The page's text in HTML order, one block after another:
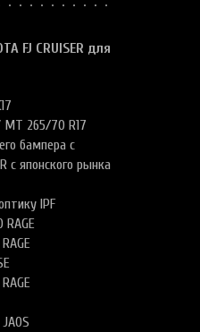
FJ CRUISER для
MT 265/70 R17
бампера с
с японского рынка
IPF